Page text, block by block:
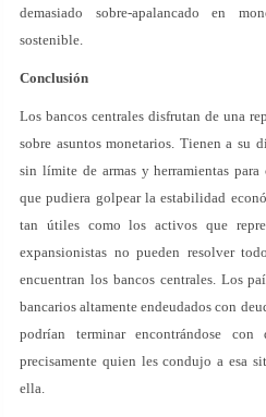
demasiado sobre-apalancado en
sostenible.
Conclusión
Los bancos centrales disfrutan de una
sobre asuntos monetarios. Tienen a su
sin límite de armas y herramientas
que pudiera golpear la estabilidad
tan útiles como los activos que
expansionistas no pueden resolver
encuentran los bancos centrales. Los
bancarios altamente endeudados con
podrían terminar encontrándose
precisamente quien les condujo a esa
ella.